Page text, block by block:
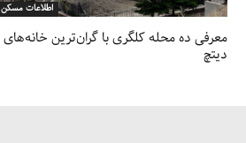
اطلاعات مسکن
معرفی ده محله کلگری با گران‌ترین خانه‌های
دیتچ